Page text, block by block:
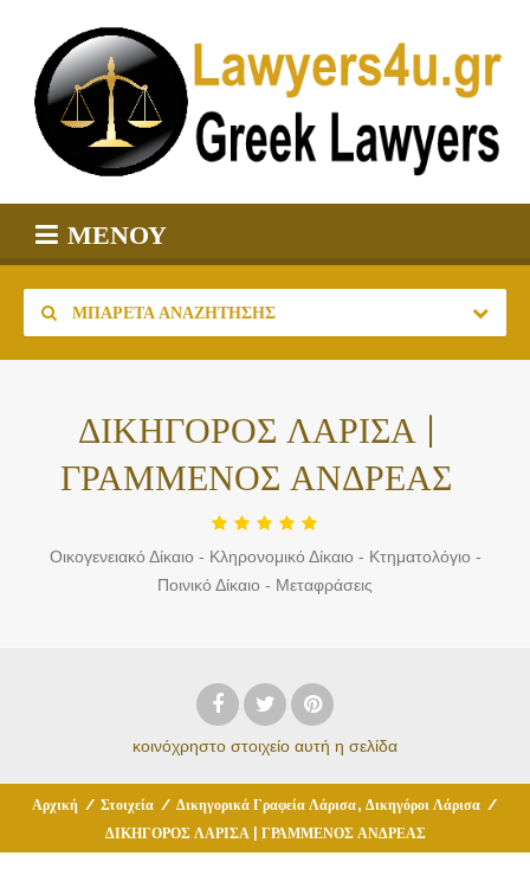
ΜΕΝΟΎ
ΜΠΑΡΈΤΑ ΑΝΑΖΉΤΗΣΗΣ
ΔΙΚΗΓΟΡΟΣ ΛΑΡΙΣΑ |
ΓΡΑΜΜΕΝΟΣ ΑΝΔΡΕΑΣ
Οικογενειακό Δίκαιο - Κληρονομικό Δίκαιο - Κτηματολόγιο -
Ποινικό Δίκαιο - Μεταφράσεις
κοινόχρηστο στοιχείο αυτή η σελίδα
Αρχική / Στοιχεία / Δικηγορικά Γραφεία Λάρισα, Δικηγόροι Λάρισα /
ΔΙΚΗΓΟΡΟΣ ΛΑΡΙΣΑ | ΓΡΑΜΜΕΝΟΣ ΑΝΔΡΕΑΣ